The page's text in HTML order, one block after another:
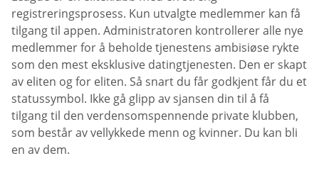
registreringsprosess. Kun utvalgte medlemmer kan få
tilgang til appen. Administratoren kontrollerer alle nye
medlemmer for å beholde tjenestens ambisiøse rykte
som den mest eksklusive datingtjenesten. Den er skapt
av eliten og for eliten. Så snart du får godkjent får du et
statussymbol. Ikke gå glipp av sjansen din til å få
tilgang til den verdensomspennende private klubben,
som består av vellykkede menn og kvinner. Du kan bli
en av dem.